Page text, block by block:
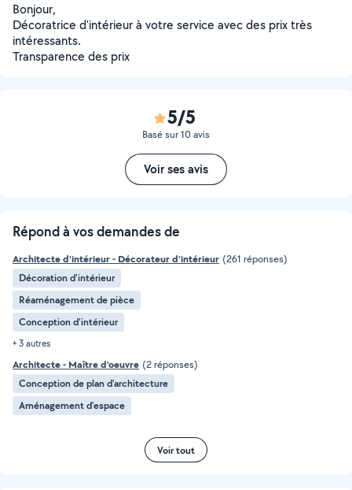
Bonjour,
Décoratrice d'intérieur à votre service avec des prix très
intéressants.
Transparence des prix
5/5
Basé sur 10 avis
Voir ses avis
Répond à vos demandes de
Architecte d'intérieur - Décorateur d'intérieur (261 réponses)
Décoration d'intérieur
Réaménagement de pièce
Conception d'intérieur
+ 3 autres
Architecte - Maître d'oeuvre (2 réponses)
Conception de plan d'architecture
Aménagement d'espace
Voir tout